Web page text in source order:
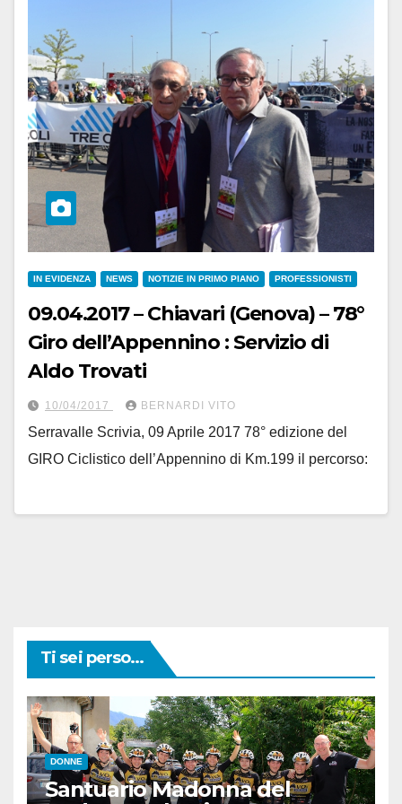
IN EVIDENZA NEWS NOTIZIE IN PRIMO PIANO PROFESSIONISTI
09.04.2017 – Chiavari (Genova) – 78°
Giro dell’Appennino : Servizio di
Aldo Trovati
10/04/2017 BERNARDI VITO
Serravalle Scrivia, 09 Aprile 2017 78° edizione del
GIRO Ciclistico dell’Appennino di Km.199 il percorso:
Ti sei perso...
DONNE
Santuario Madonna del